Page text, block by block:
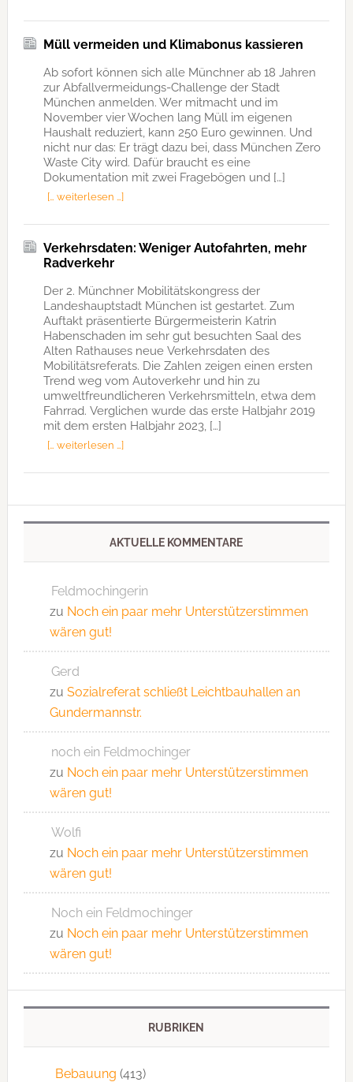
Müll vermeiden und Klimabonus kassieren
Ab sofort können sich alle Münchner ab 18 Jahren
zur Abfallvermeidungs-Challenge der Stadt
München anmelden. Wer mitmacht und im
November vier Wochen lang Müll im eigenen
Haushalt reduziert, kann 250 Euro gewinnen. Und
nicht nur das: Er trägt dazu bei, dass München Zero
Waste City wird. Dafür braucht es eine
Dokumentation mit zwei Fragebögen und […]
[… weiterlesen …]
Verkehrsdaten: Weniger Autofahrten, mehr
Radverkehr
Der 2. Münchner Mobilitätskongress der
Landeshauptstadt München ist gestartet. Zum
Auftakt präsentierte Bürgermeisterin Katrin
Habenschaden im sehr gut besuchten Saal des
Alten Rathauses neue Verkehrsdaten des
Mobilitätsreferats. Die Zahlen zeigen einen ersten
Trend weg vom Autoverkehr und hin zu
umweltfreundlicheren Verkehrsmitteln, etwa dem
Fahrrad. Verglichen wurde das erste Halbjahr 2019
mit dem ersten Halbjahr 2023, […]
[… weiterlesen …]
AKTUELLE KOMMENTARE
Feldmochingerin
zu Noch ein paar mehr Unterstützerstimmen
wären gut!
Gerd
zu Sozialreferat schließt Leichtbauhallen an
Gundermannstr.
noch ein Feldmochinger
zu Noch ein paar mehr Unterstützerstimmen
wären gut!
Wolfi
zu Noch ein paar mehr Unterstützerstimmen
wären gut!
Noch ein Feldmochinger
zu Noch ein paar mehr Unterstützerstimmen
wären gut!
RUBRIKEN
Bebauung (413)